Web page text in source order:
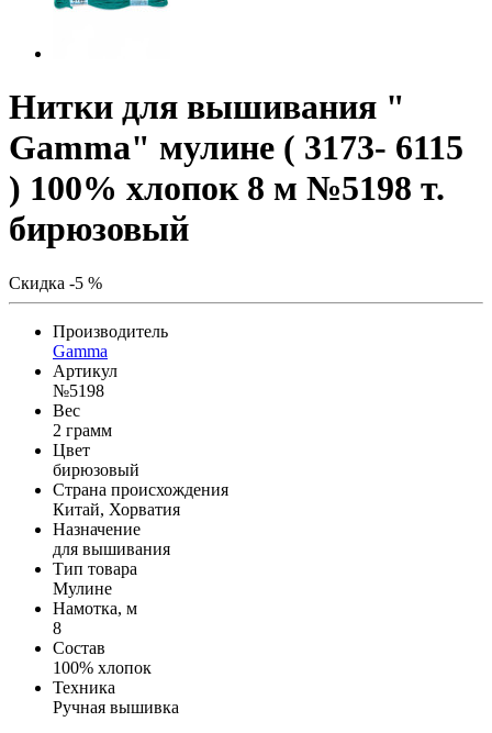
Нитки для вышивания "
Gamma" мулине ( 3173- 6115
) 100% хлопок 8 м №5198 т.
бирюзовый
Скидка -5 %
Производитель
Gamma
Артикул
№5198
Вес
2 грамм
Цвет
бирюзовый
Страна происхождения
Китай, Хорватия
Назначение
для вышивания
Тип товара
Мулине
Намотка, м
8
Состав
100% хлопок
Техника
Ручная вышивка